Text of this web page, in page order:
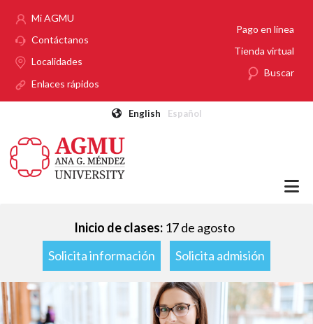
Mi AGMU
Contáctanos
Localidades
Enlaces rápidos
Pago en línea
Tienda virtual
Buscar
English Español
Inicio de clases: 17 de agosto
Solicita información
Solicita admisión